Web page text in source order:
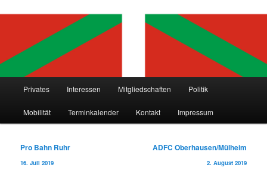
Privates Interessen Mitgliedschaften Politik
Mobilität Terminkalender Kontakt Impressum
Beitragsnavigation
Pro Bahn Ruhr
16. Juli 2019
ADFC Oberhausen/Mülheim
2. August 2019